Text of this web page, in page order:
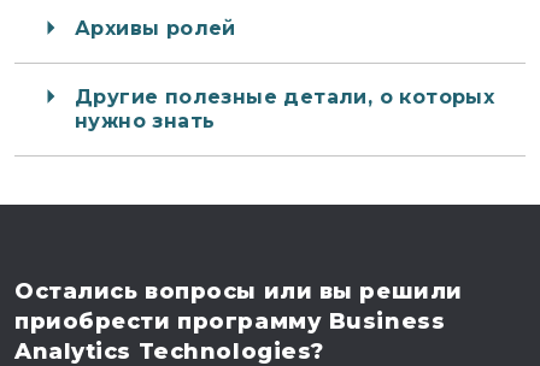
Архивы ролей
Другие полезные детали, о которых
нужно знать
Остались вопросы или вы решили
приобрести программу Business
Analytics Technologies?